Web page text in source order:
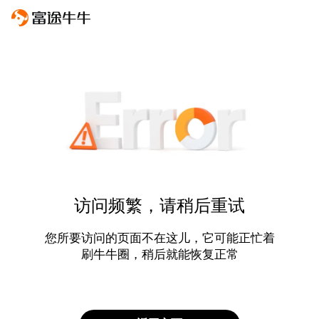
访问频繁，请稍后重试
您所要访问的页面不在这儿，它可能正忙着
刷牛牛圈，稍后就能恢复正常